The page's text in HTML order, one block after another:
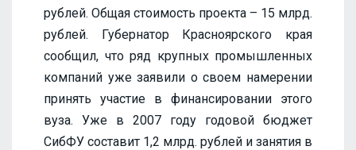
рублей. Общая стоимость проекта – 15 млрд.
рублей. Губернатор Красноярского края
сообщил, что ряд крупных промышленных
компаний уже заявили о своем намерении
принять участие в финансировании этого
вуза. Уже в 2007 году годовой бюджет
СибФУ составит 1,2 млрд. рублей и занятия в